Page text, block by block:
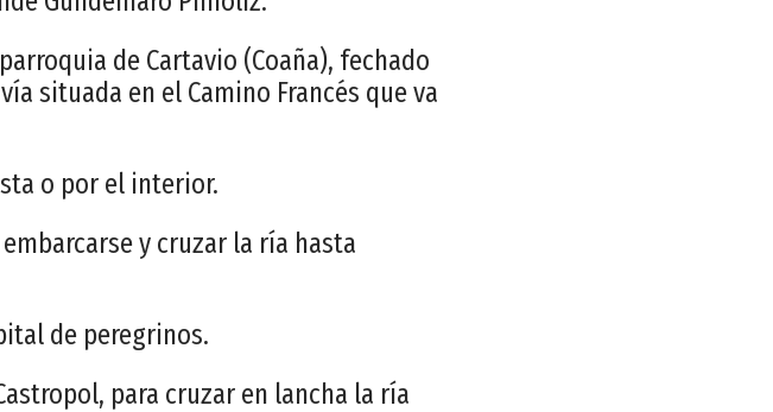
de Cartavio (Coaña), fechado
situada en el Camino Francés que va
o por el interior.
y cruzar la ría hasta
de peregrinos.
para cruzar en lancha la ría